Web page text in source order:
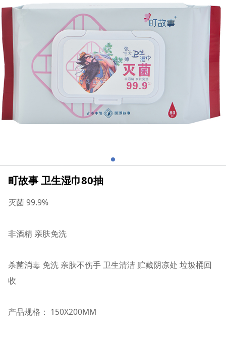
町故事 卫生湿巾80抽
灭菌 99.9%
非酒精 亲肤免洗
杀菌消毒 免洗 亲肤不伤手 卫生清洁 贮藏阴凉处 垃圾桶回
收
产品规格： 150X200MM